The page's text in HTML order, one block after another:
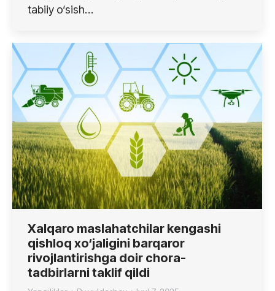
tabiiy o‘sish…
Xalqaro maslahatchilar kengashi
qishloq xo‘jaligini barqaror
rivojlantirishga doir chora-
tadbirlarni taklif qildi